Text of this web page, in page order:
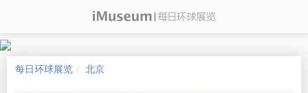
每日环球展览 北京